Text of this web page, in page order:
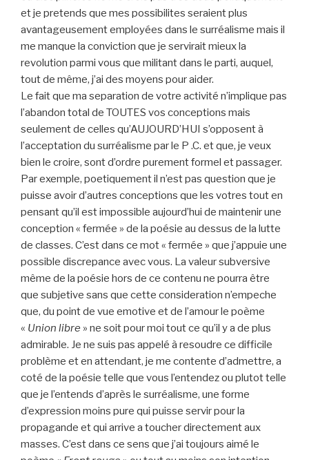
et je pretends que mes possibilites seraient plus
avantageusement employées dans le surréalisme mais il
me manque la conviction que je servirait mieux la
revolution parmi vous que militant dans le parti, auquel,
tout de même, j’ai des moyens pour aider.
Le fait que ma separation de votre activité n’implique pas
l’abandon total de TOUTES vos conceptions mais
seulement de celles qu’AUJOURD’HUI s’opposent à
l’acceptation du surréalisme par le P .C. et que, je veux
bien le croire, sont d’ordre purement formel et passager.
Par exemple, poetiquement il n’est pas question que je
puisse avoir d’autres conceptions que les votres tout en
pensant qu’il est impossible aujourd’hui de maintenir une
conception « fermée » de la poésie au dessus de la lutte
de classes. C’est dans ce mot « fermée » que j’appuie une
possible discrepance avec vous. La valeur subversive
même de la poésie hors de ce contenu ne pourra être
que subjetive sans que cette consideration n’empeche
que, du point de vue emotive et de l’amour le poème
« Union libre » ne soit pour moi tout ce qu’il y a de plus
admirable. Je ne suis pas appelé à resoudre ce difficile
problème et en attendant, je me contente d’admettre, a
coté de la poésie telle que vous l’entendez ou plutot telle
que je l’entends d’après le surréalisme, une forme
d’expression moins pure qui puisse servir pour la
propagande et qui arrive a toucher directement aux
masses. C’est dans ce sens que j’ai toujours aimé le